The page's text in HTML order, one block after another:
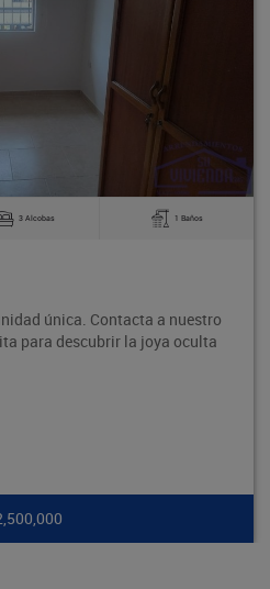
140 m2
Bodega en tercer piso,
Rodeo entre la avenida